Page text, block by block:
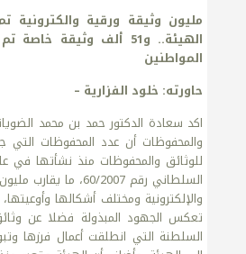
مليون وثيقة ورقية والكترونية
الهيئة.. و51 ألف وثيقة
المواطنين
حاورته: خلود الفزارية –
اكد سعادة الدكتور حمد بن محمد
والمحفوظات أن عدد المحفوظات التي
السلطاني رقم 60/2007،
والإلكترونية ومختلف أشكالها
تعكس الجهود المبذولة فضلا عن
السلطنة التي انطلقت أعمال فرزها